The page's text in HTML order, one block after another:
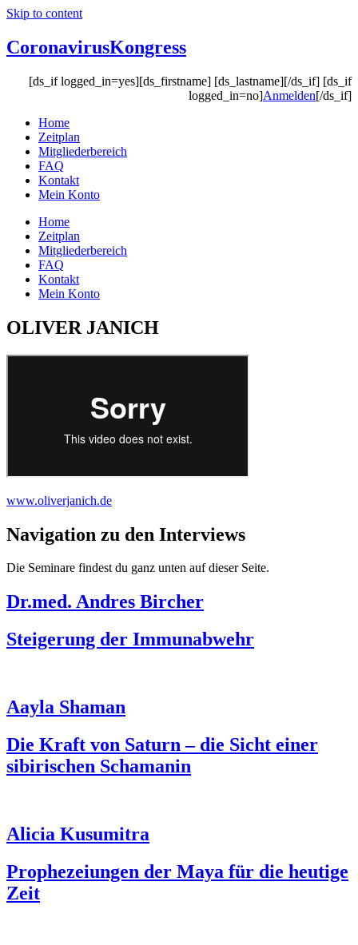
Skip to content
CoronavirusKongress
[ds_if logged_in=yes][ds_firstname] [ds_lastname][/ds_if] [ds_if
logged_in=no]Anmelden[/ds_if]
Home
Zeitplan
Mitgliederbereich
FAQ
Kontakt
Mein Konto
Home
Zeitplan
Mitgliederbereich
FAQ
Kontakt
Mein Konto
OLIVER JANICH
www.oliverjanich.de
Navigation zu den Interviews
Die Seminare findest du ganz unten auf dieser Seite.
Dr.med. Andres Bircher
Steigerung der Immunabwehr
Aayla Shaman
Die Kraft von Saturn – die Sicht einer
sibirischen Schamanin
Alicia Kusumitra
Prophezeiungen der Maya für die heutige
Zeit